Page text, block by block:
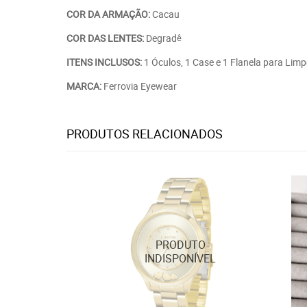
COR DA ARMAÇÃO:Cacau
COR DAS LENTES: Degradê
ITENS INCLUSOS: 1 Óculos, 1 Case e 1 Flanela para
MARCA: Ferrovia Eyewear
PRODUTOS RELACIONADOS